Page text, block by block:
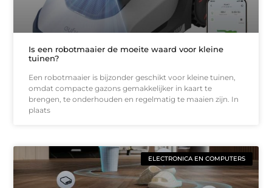
Is een robotmaaier de moeite waard voor kleine
tuinen?
Een robotmaaier is bijzonder geschikt voor kleine tuinen,
omdat compacte gazons gemakkelijker in kaart te
brengen, te onderhouden en regelmatig te maaien zijn. In
plaats
ELECTRONICA EN COMPUTERS